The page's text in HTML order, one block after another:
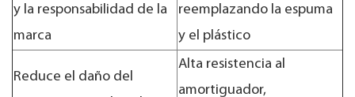
y la responsabilidad de la
marca
reemplazando la espuma
y el plástico
Reduce el daño del
Alta resistencia al
amortiguador,